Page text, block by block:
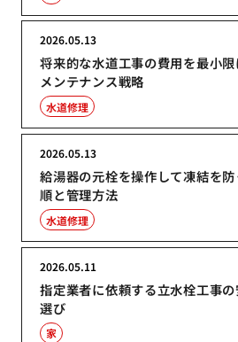
将来的な水道工事の費用を最小
メンテナンス戦略
2026.05.13
水道修理
給湯器の元栓を操作して凍結を
順と管理方法
2026.05.13
水道修理
指定業者に依頼する立水栓工事
選び
2026.05.11
家